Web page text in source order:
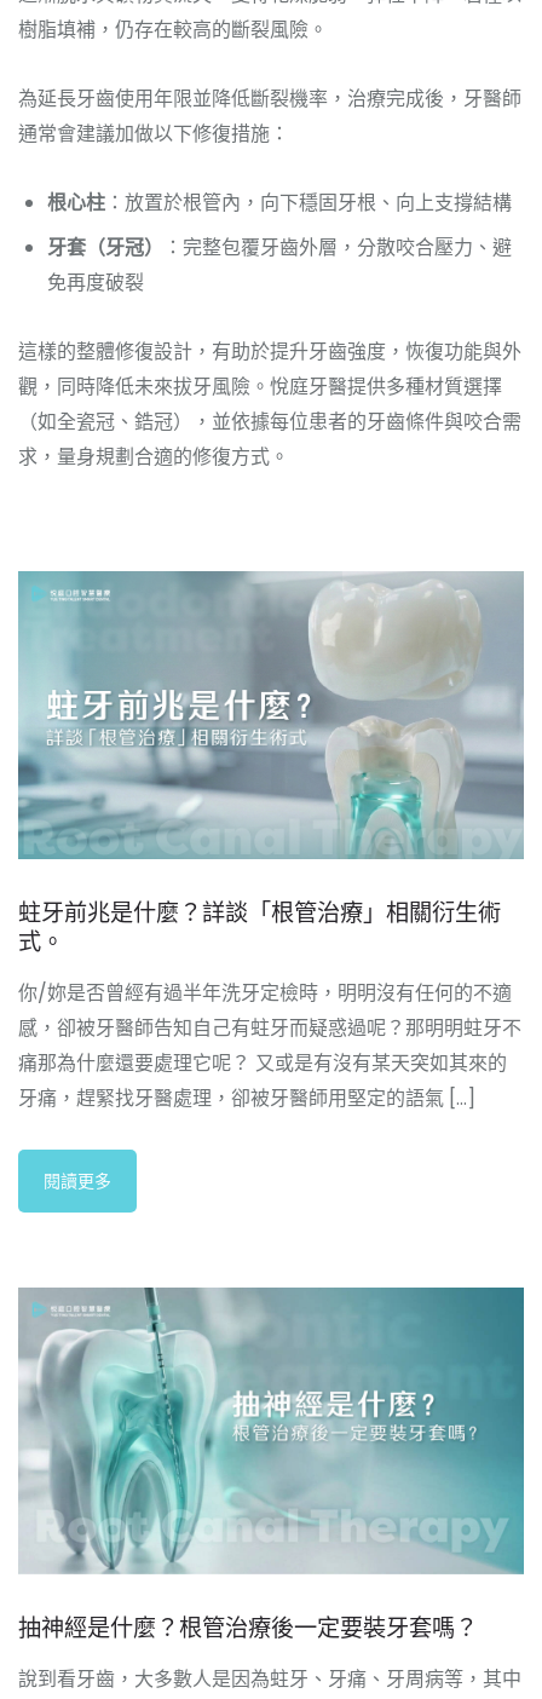
樹脂填補，仍存在較高的斷裂風險。
為延長牙齒使用年限並降低斷裂機率，治療完成後，牙醫師
通常會建議加做以下修復措施：
根心柱 ：放置於根管內，向下穩固牙根、向上支撐結構
牙套（牙冠）
：完整包覆牙齒外層，分散咬合壓力、避
免再度破裂
這樣的整體修復設計，有助於提升牙齒強度，恢復功能與外
觀，同時降低未來拔牙風險。悅庭牙醫提供多種材質選擇
（如全瓷冠、鋯冠），並依據每位患者的牙齒條件與咬合需
求，量身規劃合適的修復方式。
蛀牙前兆是什麼？詳談「根管治療」相關衍生術
式。
你/妳是否曾經有過半年洗牙定檢時，明明沒有任何的不適
感，卻被牙醫師告知自己有蛀牙而疑惑過呢？那明明蛀牙不
痛那為什麼還要處理它呢？ 又或是有沒有某天突如其來的
牙痛，趕緊找牙醫處理，卻被牙醫師用堅定的語氣 [...]
閱讀更多
抽神經是什麼？根管治療後一定要裝牙套嗎？
說到看牙齒，大多數人是因為蛀牙、牙痛、牙周病等，其中